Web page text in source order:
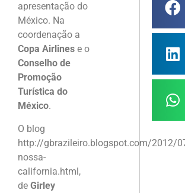
apresentação do
México. Na
coordenação a
Copa Airlines e o
Conselho de
Promoção
Turística do
México.
O blog
http://gbrazileiro.blogspot.com/2012/
nossa-
california.html,
de Girley